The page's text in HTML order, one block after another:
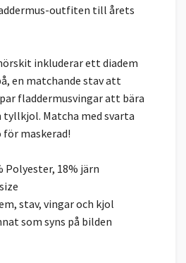
outfiten till årets
inkluderar ett diadem
en matchande stav att
fladdermusvingar att bära
tyllkjol. Matcha med svarta
för maskerad!
Polyester, 18% järn
stav, vingar och kjol
som syns på bilden